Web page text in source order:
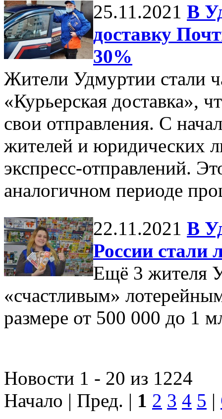
25.11.2021 В
доставку
30%
Жители Удмуртии стали
«Курьерская доставка»,
свои отправления. С
жителей и юридических
экспресс-отправлений.
аналогичном периоде
22.11.2021 В
России стали
Ещё 3 жителя
«счастливым»
размере от 500 000 до 1
Новости 1 - 20 из 1224
Начало | Пред. | 1 2 3 4 5 |